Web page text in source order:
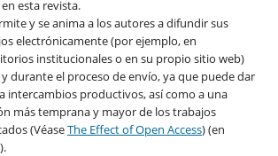
esta revista.
y se anima a los autores a difundir sus
electrónicamente (por ejemplo, en
institucionales o en su propio sitio web)
durante el proceso de envío, ya que puede dar
intercambios productivos, así como a una
más temprana y mayor de los trabajos
(VéaseThe Effect of Open Access) (en